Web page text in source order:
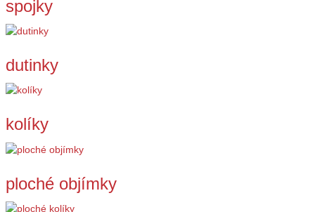
spojky
dutinky
kolíky
ploché objímky